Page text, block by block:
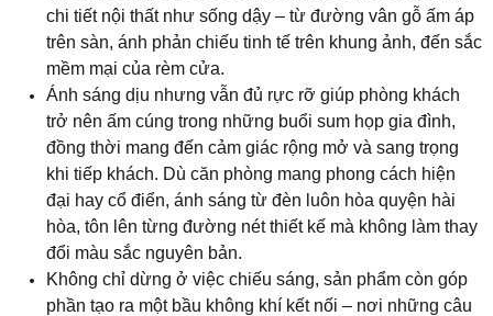
chi tiết nội thất như sống dậy – từ đường vân gỗ ấm áp
trên sàn, ánh phản chiếu tinh tế trên khung ảnh, đến sắc
mềm mại của rèm cửa.
Ánh sáng dịu nhưng vẫn đủ rực rỡ giúp phòng khách
trở nên ấm cúng trong những buổi sum họp gia đình,
đồng thời mang đến cảm giác rộng mở và sang trọng
khi tiếp khách. Dù căn phòng mang phong cách hiện
đại hay cổ điển, ánh sáng từ đèn luôn hòa quyện hài
hòa, tôn lên từng đường nét thiết kế mà không làm thay
đổi màu sắc nguyên bản.
Không chỉ dừng ở việc chiếu sáng, sản phẩm còn góp
phần tạo ra một bầu không khí kết nối – nơi những câu